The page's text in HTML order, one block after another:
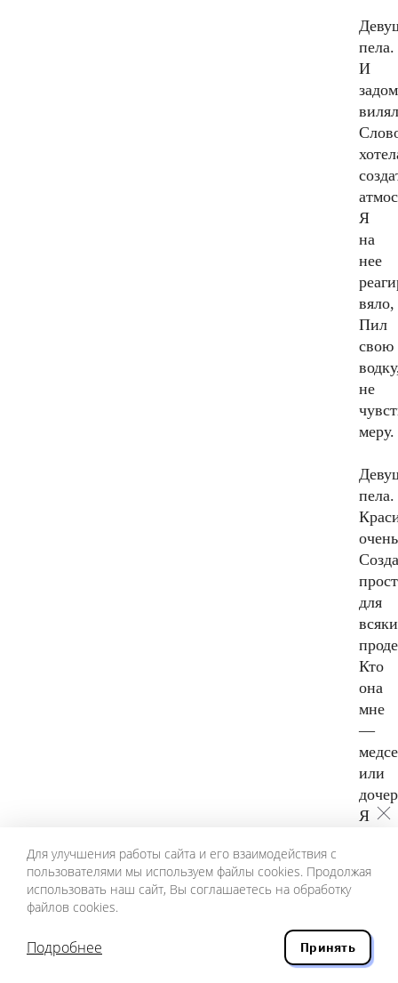
пела.
И
задом
Я
на
нее
вяло,
Пил
свою
не
меру.
пела.
для
Кто
она
мне
—
или
Я
пела.
Для улучшения работы сайта и его взаимодействия с
пользователями мы используем файлы cookies. Продолжая
использовать наш сайт, Вы соглашаетесь на обработку
файлов cookies.
Подробнее Принять